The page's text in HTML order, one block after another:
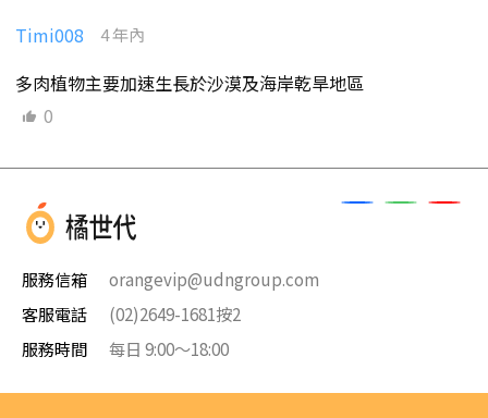
Timi008 4 年內
多肉植物主要加速生長於沙漠及海岸乾旱地區
0
服務信箱
orangevip@udngroup.com
客服電話
(02)2649-1681按2
服務時間
每日 9:00～18:00